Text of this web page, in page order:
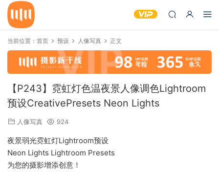
当前位置： 首页 预设 人像写真 正文
【P243】霓虹灯色温夜景人像调色Lightroom
预设CreativePresets Neon Lights
人像写真 924
夜景弱光霓虹灯Lightroom预设
Neon Lights Lightroom Presets
为您的摄影增添创意！